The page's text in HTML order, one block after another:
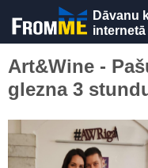
Dāvanu
internetā
Art&Wine -
glezna 3